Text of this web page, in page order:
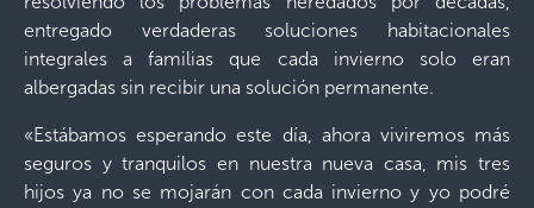
entregado verdaderas soluciones habitacionales
integrales a familias que cada invierno solo eran
albergadas sin recibir una solución permanente.
«Estábamos esperando este día, ahora viviremos más
seguros y tranquilos en nuestra nueva casa, mis tres
hijos ya no se mojarán con cada invierno y yo podré